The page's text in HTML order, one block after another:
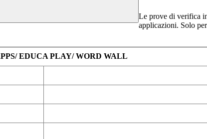
Le prove di verifica
applicazioni. Solo
EDUCA PLAY/ WORD WALL